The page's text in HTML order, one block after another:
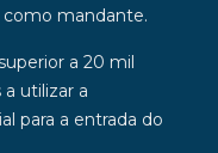
como mandante.
a 20 mil
utilizar a
para a entrada do